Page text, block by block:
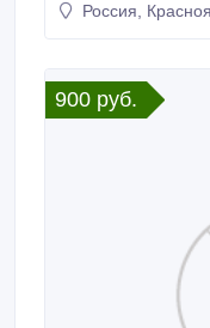
Россия,
900 руб.